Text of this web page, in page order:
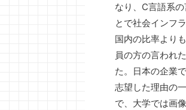
なり、C言語系
とで社会インフ
国内の比率より
員の方の言われ
た。日本の企業
志望した理由の
で、大学では画